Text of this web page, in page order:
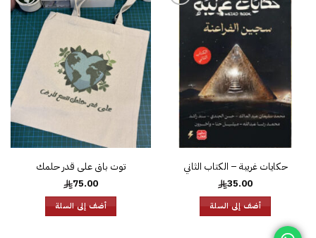
الرغبات
حكايات غريبة – الكتاب الثاني
35.00
أضف إلى السلة
إضافة
إلى
قائمة
الرغبات
توت باق على قدر حلمك
75.00
أضف إلى السلة